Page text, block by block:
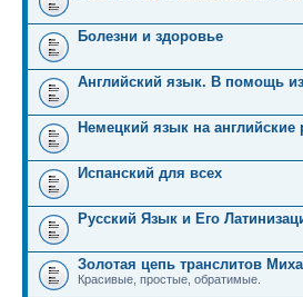
Болезни и здоровье
Английский язык. В помощь
Немецкий язык на английские
Испанский для всех
Русский Язык и Его
Золотая цепь транслитов
Красивые, простые, обратимые.